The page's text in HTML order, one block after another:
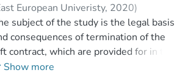
European Univeristy, 2020)
ლევან
;
ზურაბ
;
და სოციალურ მეცნიერებათა
subject of the study is the legal basis
consequences of termination of the
contract, which are provided for in the
529 and 530 of the Civil code of
Show more